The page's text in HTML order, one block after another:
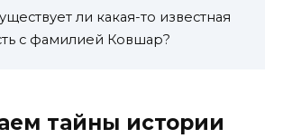
ли какая-то известная
с фамилией Ковшар?
тайны истории